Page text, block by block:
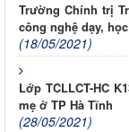
Trường Chính trị
công nghệ dạy,
(18/05/2021)
Lớp TCLLCT-HC
mẹ ở TP Hà Tĩnh
(28/05/2021)